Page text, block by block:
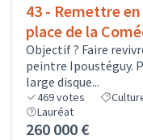
43 - Remettre
place de la
Objectif ? Faire
peintre Ipoustéguy.
large disque...
469votes
Lauréat
260 000 €